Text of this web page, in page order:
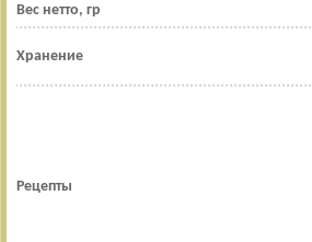
Вес нетто, гр
Хранение
Рецепты